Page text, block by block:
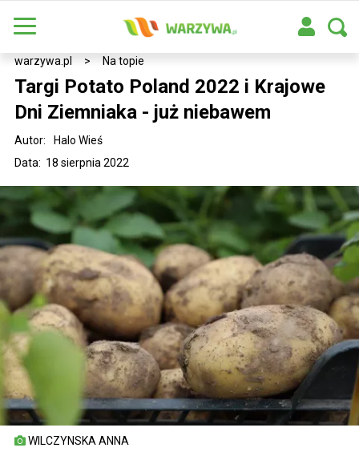
warzywa.pl > Na topie
WILCZYNSKA ANNA
Targi Potato Poland 2022 i Krajowe
Dni Ziemniaka - już niebawem
Data: 18 sierpnia 2022
Autor: Halo Wieś